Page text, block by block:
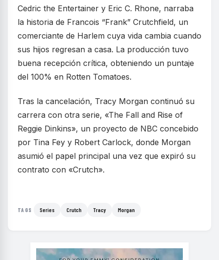
Cedric the Entertainer y Eric C. Rhone, narraba
la historia de Francois “Frank” Crutchfield, un
comerciante de Harlem cuya vida cambia cuando
sus hijos regresan a casa. La producción tuvo
buena recepción crítica, obteniendo un puntaje
del 100% en Rotten Tomatoes.
Tras la cancelación, Tracy Morgan continuó su
carrera con otra serie, «The Fall and Rise of
Reggie Dinkins», un proyecto de NBC concebido
por Tina Fey y Robert Carlock, donde Morgan
asumió el papel principal una vez que expiró su
contrato con «Crutch».
TAGS Series Crutch Tracy Morgan